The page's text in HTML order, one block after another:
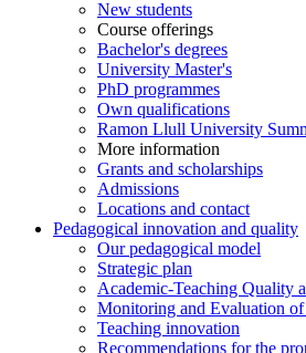
New students
Course offerings
Bachelor's degrees
University Master's
PhD programmes
Own qualifications
Ramon Llull University
More information
Grants and scholarships
Admissions
Locations and contact
Pedagogical innovation and quality
Our pedagogical model
Strategic plan
Academic-Teaching Quality
Monitoring and Evaluation
Teaching innovation
Recommendations for the